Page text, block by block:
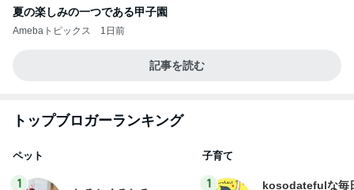
夏の楽しみの一つである甲子園
Amebaトピックス 1日前
記事を読む
トップブロガーランキング
ペット
1
子育て
1 kosodatefulな毎